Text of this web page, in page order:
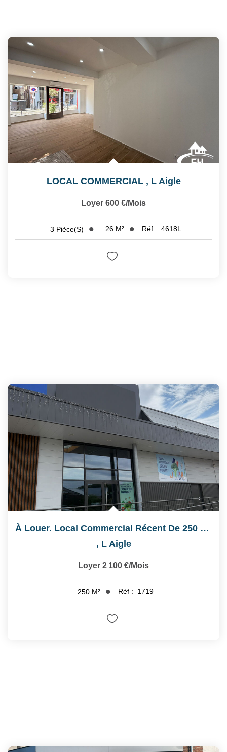
LOCAL COMMERCIAL , L Aigle
Loyer 600 €/mois
3 Pièce(s) 26 M² Réf : 4618L
À Louer. Local Commercial Récent De 250 M² . Emplacement...
, L Aigle
Loyer 2 100 €/mois
250 M² Réf : 1719